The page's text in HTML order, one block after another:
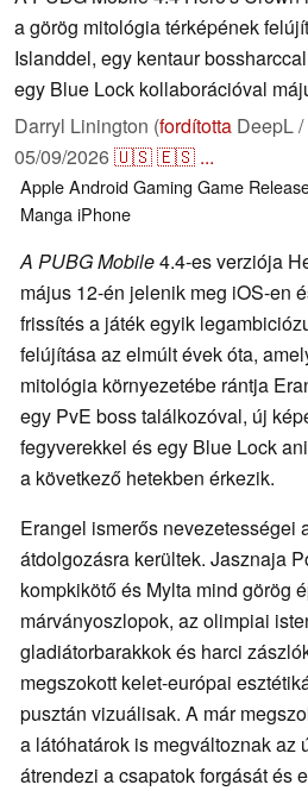
a görög mitológia térképének
Islanddel, egy kentaur
egy Blue Lock kollaborációval
Darryl Linington (fordította DeepL
05/09/2026🇺🇸🇪🇸 ...
AppleAndroidGaming Game
MangaiPhone
A PUBG Mobile4.4-es verziója
május 12-én jelenik meg iOS-en
frissítés a játék egyik
felújítása az elmúlt évek óta,
mitológia környezetébe rántja
egy PvE boss találkozóval, új
fegyverekkel és egy Blue Lock
a következő hetekben érkezik.
Erangel ismerős nevezetességei
átdolgozásra kerültek. Jasznaja
kompkikötő és Mylta mind görög
márványoszlopok, az olimpiai
gladiátorbarakkok és harci
megszokott kelet-európai
pusztán vizuálisak. A már
a látóhatárok is megváltoznak az
átrendezi a csapatok forgását és